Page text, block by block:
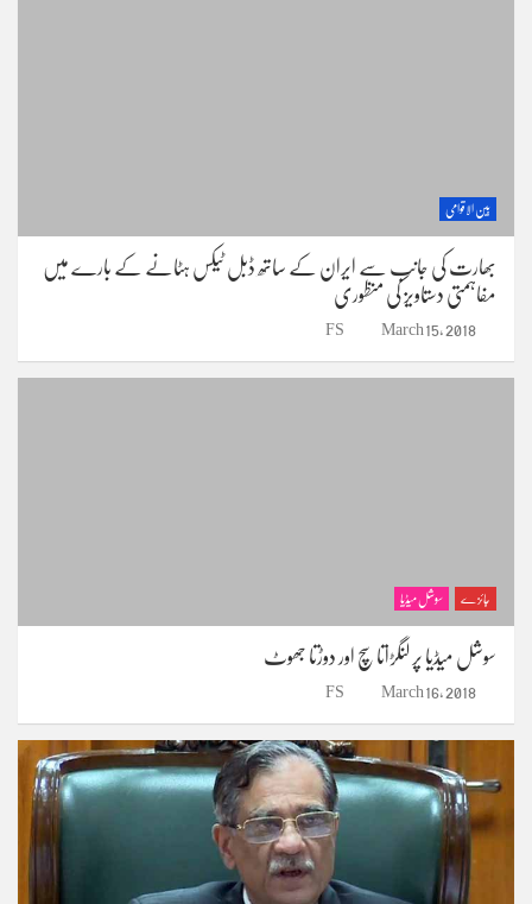
بین الاقوامی
بھارت کی جانب سے ایران کے ساتھ ڈبل ٹیکس ہٹانے کے بارے میں
مفاہمتی دستاویز کی منظوری
March 15, 2018
FS
جائزے سوشل میڈیا
سوشل میڈیا پر لنگڑاتا سچ اور دوڑتا جھوٹ
March 16, 2018
FS